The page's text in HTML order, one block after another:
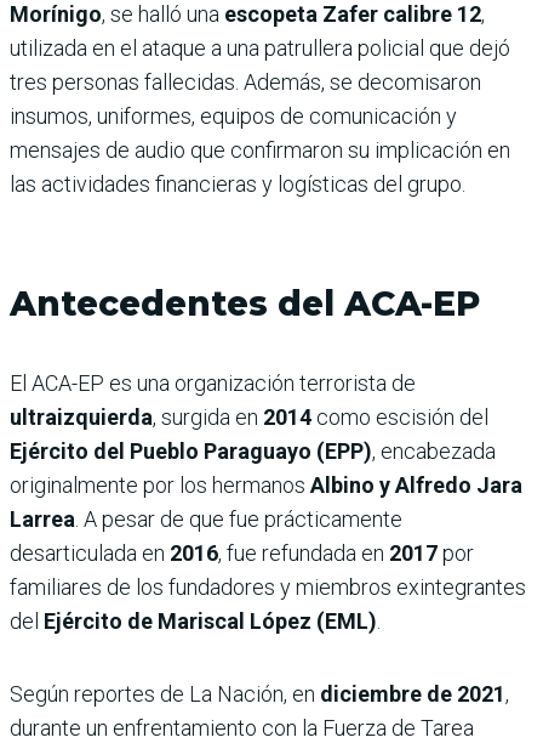
Morínigo, se halló una escopeta Zafer calibre 12,
utilizada en el ataque a una patrullera policial que dejó
tres personas fallecidas. Además, se decomisaron
insumos, uniformes, equipos de comunicación y
mensajes de audio que confirmaron su implicación en
las actividades financieras y logísticas del grupo.
Antecedentes del ACA-EP
El ACA-EP es una organización terrorista de
ultraizquierda, surgida en 2014 como escisión del
Ejército del Pueblo Paraguayo (EPP), encabezada
originalmente por los hermanos Albino y Alfredo Jara
Larrea. A pesar de que fue prácticamente
desarticulada en 2016, fue refundada en 2017por
familiares de los fundadores y miembros exintegrantes
del Ejército de Mariscal López (EML).
Según reportes de La Nación, en diciembre de 2021,
durante un enfrentamiento con la Fuerza de Tarea